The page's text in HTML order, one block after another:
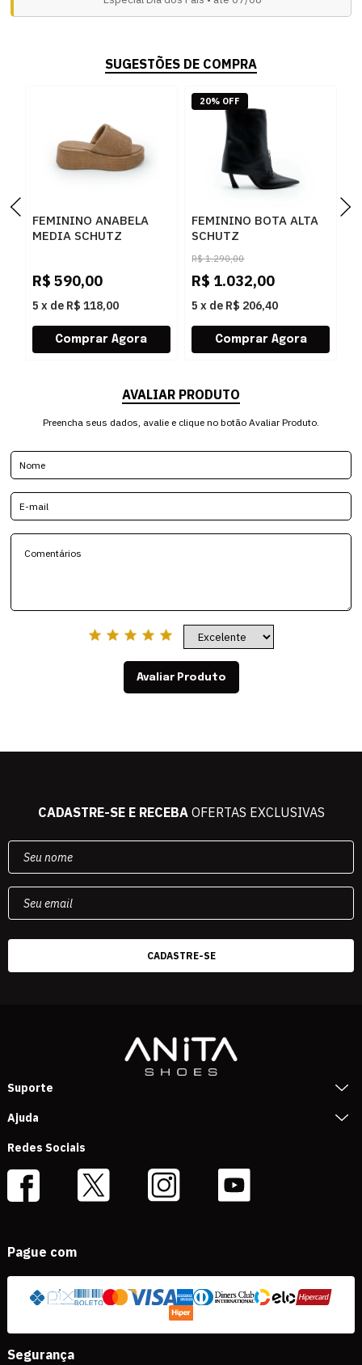
SUGESTÕES DE COMPRA
FEMININO ANABELA
MEDIA SCHUTZ
R$ 590,00
5 x de R$ 118,00
FEMININO BOTA ALTA
SCHUTZ
S2211900290001
BLACK
R$ 1.290,00
R$ 1.032,00
5 x de R$ 206,40
20% OFF
AVALIAR PRODUTO
Preencha seus dados, avalie e clique no botão Avaliar Produto.
Avaliar Produto
CADASTRE-SE E RECEBAOFERTAS EXCLUSIVAS
Suporte
Ajuda
Redes Sociais
Pague com
Segurança